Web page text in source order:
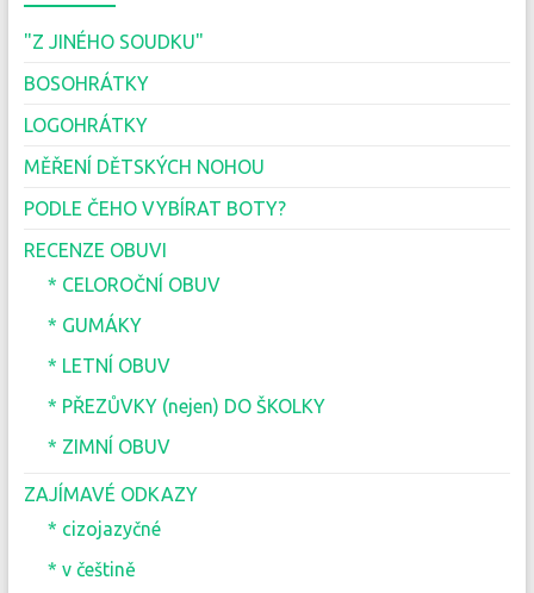
"Z JINÉHO SOUDKU"
BOSOHRÁTKY
LOGOHRÁTKY
MĚŘENÍ DĚTSKÝCH NOHOU
PODLE ČEHO VYBÍRAT BOTY?
RECENZE OBUVI
* CELOROČNÍ OBUV
* GUMÁKY
* LETNÍ OBUV
* PŘEZŮVKY (nejen) DO ŠKOLKY
* ZIMNÍ OBUV
ZAJÍMAVÉ ODKAZY
* cizojazyčné
* v češtině